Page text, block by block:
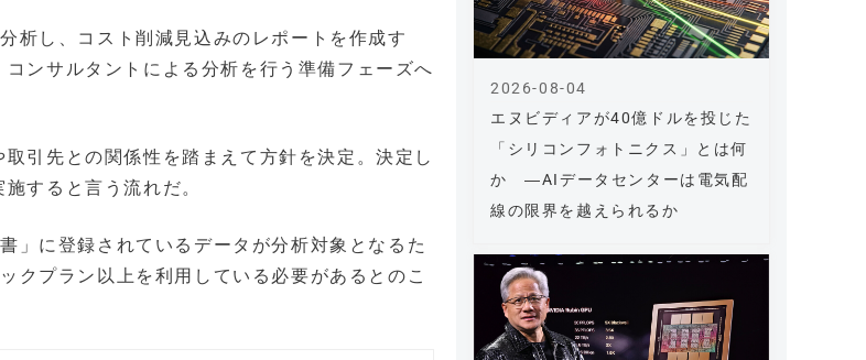
析し、コスト削減見込みのレポートを作成す
ンサルタントによる分析を行う準備フェーズへ
引先との関係性を踏まえて方針を決定。決定し
すると言う流れだ。
」に登録されているデータが分析対象となるた
クプラン以上を利用している必要があるとのこ
エヌビディアが40億ドルを投じた
「シリコンフォトニクス」とは何
か ―AIデータセンターは電気配
線の限界を越えられるか
2026-08-04